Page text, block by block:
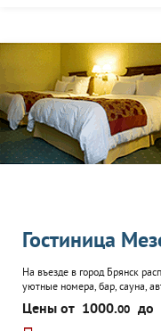
Гостиница
На въезде в город Брянск
уютные номера, бар, сауна,
почасовая оплата.
Цены от 1000.00 до